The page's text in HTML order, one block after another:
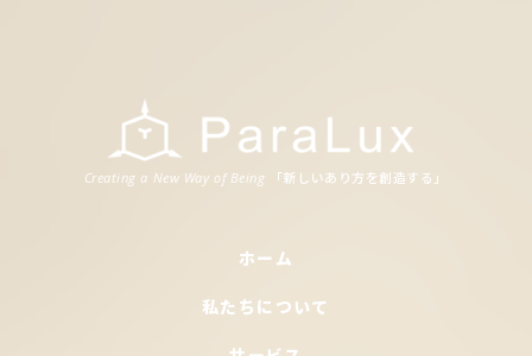
Creating a New Way of Being 「新 しいあり方を創造 する」
ホーム
私たちについて